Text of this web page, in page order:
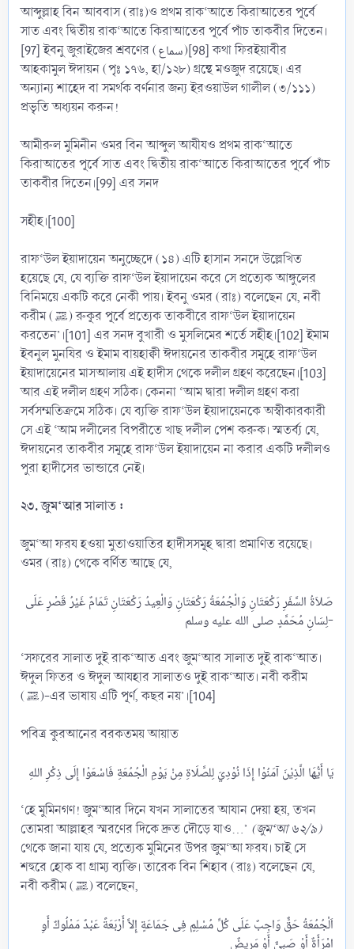
আব্দুল্লাহ বিন আববাস (রাঃ)ও প্রথম রাক‘আতে কিরাআতের পূর্বে
সাত এবং দ্বিতীয় রাক‘আতে কিরাআতের পূর্বে পাঁচ তাকবীর দিতেন।
[97] ইবনু জুরাইজের শ্রবণের (سماع)[98] কথা ফিরইয়াবীর
আহকামুল ঈদায়ন (পৃঃ ১৭৬, হা/১২৮) গ্রন্থে মওজুদ রয়েছে। এর
অন্যান্য শাহেদ বা সমর্থক বর্ণনার জন্য ইরওয়াউল গালীল (৩/১১১)
প্রভৃতি অধ্যয়ন করুন!
আমীরুল মুমিনীন ওমর বিন আব্দুল আযীযও প্রথম রাক‘আতে
কিরাআতের পূর্বে সাত এবং দ্বিতীয় রাক‘আতে কিরাআতের পূর্বে পাঁচ
তাকবীর দিতেন।[99] এর সনদ
সহীহ।[100]
রাফ‘উল ইয়াদায়েন অনুচ্ছেদে (১৪) এটি হাসান সনদে উল্লেখিত
হয়েছে যে, যে ব্যক্তি রাফ‘উল ইয়াদায়েন করে সে প্রত্যেক আঙ্গুলের
বিনিময়ে একটি করে নেকী পায়। ইবনু ওমর (রাঃ) বলেছেন যে, নবী
করীম (ﷺ) রুকূর পূর্বে প্রত্যেক তাকবীরে রাফ‘উল ইয়াদায়েন
করতেন’।[101] এর সনদ বুখারী ও মুসলিমের শর্তে সহীহ।[102] ইমাম
ইবনুল মুনযির ও ইমাম বায়হাক্বী ঈদায়নের তাকবীর সমূহে রাফ‘উল
ইয়াদায়েনের মাসআলায় এই হাদীস থেকে দলীল গ্রহণ করেছেন।[103]
আর এই দলীল গ্রহণ সঠিক। কেননা ‘আম দ্বারা দলীল গ্রহণ করা
সর্বসম্মতিক্রমে সঠিক। যে ব্যক্তি রাফ‘উল ইয়াদায়েনকে অস্বীকারকারী
সে এই ‘আম দলীলের বিপরীতে খাছ দলীল পেশ করুক। স্মতর্ব্য যে,
ঈদায়নের তাকবীর সমূহে রাফ‘উল ইয়াদায়েন না করার একটি দলীলও
পুরা হাদীসের ভান্ডারে নেই।
২৩. জুম‘আর সালাত :
জুম‘আ ফরয হওয়া মুতাওয়াতির হাদীসসমূহ দ্বারা প্রমাণিত রয়েছে।
ওমর (রাঃ) থেকে বর্ণিত আছে যে,
صَلاَةُ السَّفَرِ رَكْعَتَانِ وَالْجُمُعَةُ رَكْعَتَانِ وَالْعِيدُ رَكْعَتَانِ تَمَامٌ غَيْرُ قَصْرٍ عَلَى
لِسَانِ مُحَمَّدٍ صلى الله عليه وسلم-​
‘সফরের সালাত দুই রাক‘আত এবং জুম‘আর সালাত দুই রাক‘আত।
ঈদুল ফিতর ও ঈদুল আযহার সালাতও দুই রাক‘আত। নবী করীম
(ﷺ)-এর ভাষায় এটি পূর্ণ, কছর নয়’।[104]
পবিত্র কুরআনের বরকতময় আয়াত
‘হে মুমিনগণ! জুম‘আর দিনে যখন সালাতের আযান দেয়া হয়, তখন
তোমরা আল্লাহর স্মরণের দিকে দ্রুত দৌড়ে যাও...’ (জুম‘আ ৬২/৯)
থেকে জানা যায় যে, প্রত্যেক মুমিনের উপর জুম‘আ ফরয। চাই সে
শহুরে হোক বা গ্রাম্য ব্যক্তি। তারেক বিন শিহাব (রাঃ) বলেছেন যে,
নবী করীম (ﷺ) বলেছেন,
اَلْجُمُعَةُ حَقٌّ وَاجِبٌ عَلَى كُلِّ مُسْلِمٍ فِى جَمَاعَةٍ إِلاَّ أَرْبَعَةً عَبْدٌ مَمْلُوكٌ أَوِ